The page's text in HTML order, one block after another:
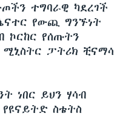
ተግባራዊ ካደረገች
የውጪ ግንኙነት
ኮርከር የሰጡትን
ሚኒስትር ፓትሪክ ቺናማሳ
ነበር ይህን ሃሳብ
የዩናይትድ ስቴትስ